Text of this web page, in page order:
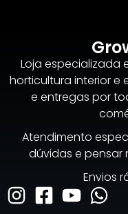
Loja especializada
horticultura interior e
e entregas por
Atendimento
dúvidas e pensar
Envios